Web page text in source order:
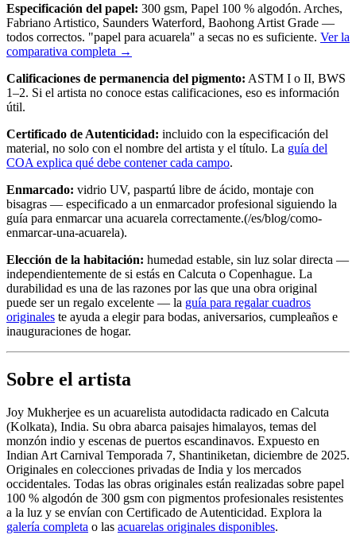
Especificación del papel: 300 gsm, Papel 100 % algodón. Arches,
Fabriano Artistico, Saunders Waterford, Baohong Artist Grade —
todos correctos. "papel para acuarela" a secas no es suficiente. Ver la
comparativa completa →
Calificaciones de permanencia del pigmento: ASTM I o II, BWS
1–2. Si el artista no conoce estas calificaciones, eso es información
útil.
Certificado de Autenticidad: incluido con la especificación del
material, no solo con el nombre del artista y el título. La guía del
COA explica qué debe contener cada campo.
Enmarcado: vidrio UV, paspartú libre de ácido, montaje con
bisagras — especificado a un enmarcador profesional siguiendo la
guía para enmarcar una acuarela correctamente.(/es/blog/como-
enmarcar-una-acuarela).
Elección de la habitación: humedad estable, sin luz solar directa —
independientemente de si estás en Calcuta o Copenhague. La
durabilidad es una de las razones por las que una obra original
puede ser un regalo excelente — la guía para regalar cuadros
originales te ayuda a elegir para bodas, aniversarios, cumpleaños e
inauguraciones de hogar.
Sobre el artista
Joy Mukherjee es un acuarelista autodidacta radicado en Calcuta
(Kolkata), India. Su obra abarca paisajes himalayos, temas del
monzón indio y escenas de puertos escandinavos. Expuesto en
Indian Art Carnival Temporada 7, Shantiniketan, diciembre de 2025.
Originales en colecciones privadas de India y los mercados
occidentales. Todas las obras originales están realizadas sobre papel
100 % algodón de 300 gsm con pigmentos profesionales resistentes
a la luz y se envían con Certificado de Autenticidad. Explora la
galería completa o las acuarelas originales disponibles.